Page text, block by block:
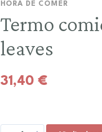
HORA DE COMER
Termo
leaves
31,40 €